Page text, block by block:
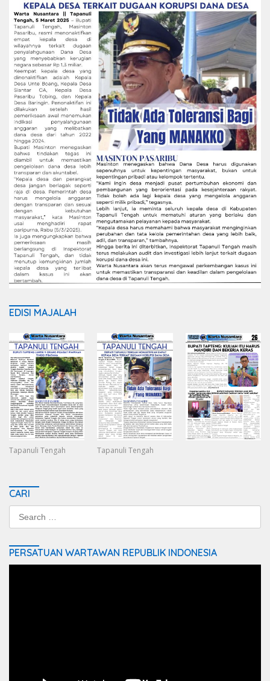
EDISI MAJALAH
Tapanuli Tengah Tapanuli Tengah
CARI
Search
for:
PERSATUAN WARTAWAN REPUBLIK INDONESIA